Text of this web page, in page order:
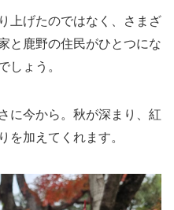
上げたのではなく、さまざ
と鹿野の住民がひとつにな
しょう。
に今から。秋が深まり、紅
を加えてくれます。